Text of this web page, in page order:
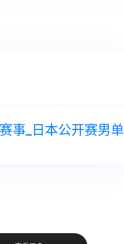
事_日本公开赛男单